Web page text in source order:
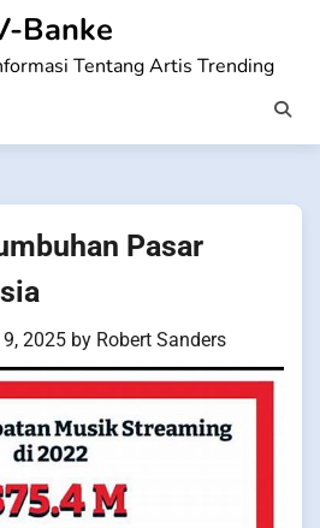
Banke
Tentang Artis Trending
Pasar
2025 by Robert Sanders